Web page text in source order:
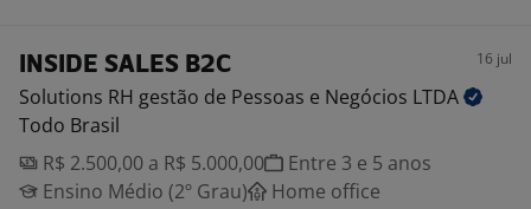
INSIDE SALES B2C 16 jul
Solutions RH gestão de Pessoas e Negócios LTDA
Todo Brasil
R$ 2.500,00 a R$ 5.000,00
Entre 3 e 5 anos
Ensino Médio (2º Grau)
Home office